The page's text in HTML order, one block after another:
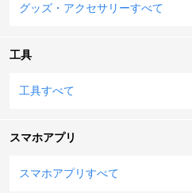
グッズ・アクセサリーすべて
工具
工具すべて
スマホアプリ
スマホアプリすべて